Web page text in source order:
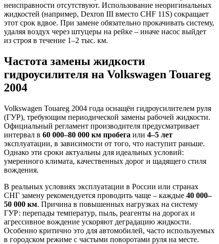
неисправности отсутствуют. Использование неоригинальных
жидкостей (например, Dexron III вместо CHF 11S) сокращает
этот срок вдвое. При замене обязательно прокачивать систему,
удаляя воздух через штуцеры на рейке – иначе насос выйдет
из строя в течение 1–2 тыс. км.
Частота замены жидкости
гидроусилителя на Volkswagen Touareg
2004
Volkswagen Touareg 2004 года оснащён гидроусилителем руля
(ГУР), требующим периодической замены рабочей жидкости.
Официальный регламент производителя предусматривает
интервал в 60 000–80 000 км пробега или 4–5 лет
эксплуатации, в зависимости от того, что наступит раньше.
Однако эти сроки актуальны для идеальных условий:
умеренного климата, качественных дорог и щадящего стиля
вождения.
В реальных условиях эксплуатации в России или странах
СНГ замену рекомендуется проводить чаще – каждые 40 000–
50 000 км. Причина в повышенных нагрузках на систему
ГУР: перепады температур, пыль, реагенты на дорогах и
агрессивное вождение ускоряют деградацию жидкости.
Особенно критично это для автомобилей, часто используемых
в городском режиме с частыми поворотами руля на месте.